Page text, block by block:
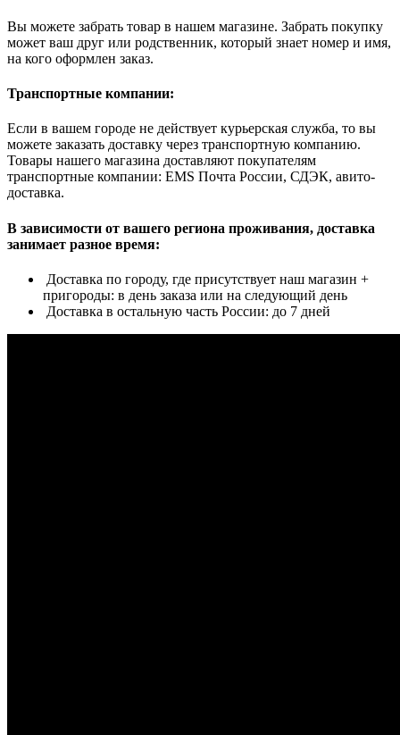
Вы можете забрать товар в нашем магазине. Забрать покупку
может ваш друг или родственник, который знает номер и имя,
на кого оформлен заказ.
Транспортные компании:
Если в вашем городе не действует курьерская служба, то вы
можете заказать доставку через транспортную компанию.
Товары нашего магазина доставляют покупателям
транспортные компании: EMS Почта России, СДЭК, авито-
доставка.
В зависимости от вашего региона проживания, доставка
занимает разное время:
Доставка по городу, где присутствует наш магазин +
пригороды: в день заказа или на следующий день
Доставка в остальную часть России: до 7 дней